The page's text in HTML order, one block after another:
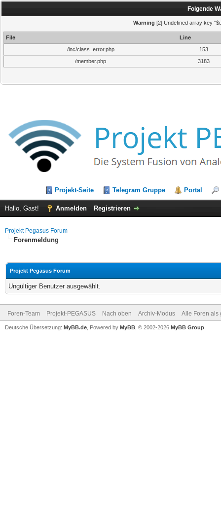
Folgende
Warning [2] Undefined array key
File
Line
/inc/class_error.php
153
/member.php
3183
Projekt-Seite Telegram Gruppe Portal
Hallo, Gast! Anmelden Registrieren
Projekt Pegasus Forum
Forenmeldung
Projekt Pegasus Forum
Ungültiger Benutzer ausgewählt.
Foren-Team Projekt-PEGASUS Nach oben Archiv-Modus Alle Foren als
Deutsche Übersetzung: MyBB.de , Powered by MyBB , © 2002-2026 MyBB Group